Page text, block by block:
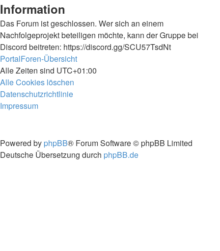
Information
Das Forum ist geschlossen. Wer sich an einem
Nachfolgeprojekt beteiligen möchte, kann der Gruppe bei
Discord beitreten: https://discord.gg/SCU57TsdNt
PortalForen-Übersicht
Alle Zeiten sind UTC+01:00
Alle Cookies löschen
Datenschutzrichtlinie
Impressum
Powered by phpBB® Forum Software © phpBB Limited
Deutsche Übersetzung durch phpBB.de